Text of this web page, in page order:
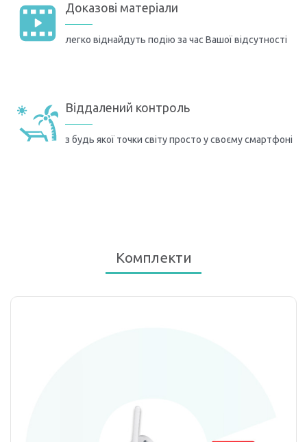
Доказові матеріали
легко віднайдуть подію за час Вашої відсутності
Віддалений контроль
з будь якої точки світу просто у своєму смартфоні
Комплекти